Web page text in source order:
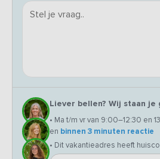
Liever bellen? Wij staan
• Ma t/m vr van 9:00–12:30 en
en binnen 3 minuten reactie
• Dit vakantieadres heeft